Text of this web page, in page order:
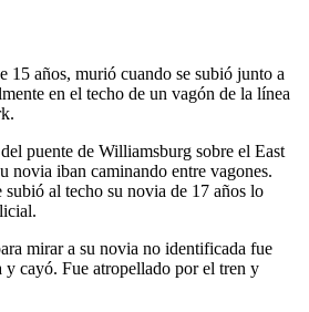
15 años, murió cuando se subió junto a
en el techo de un vagón de la línea
puente de Williamsburg sobre el East
novia iban caminando entre vagones.
subió al techo su novia de 17 años lo
mirar a su novia no identificada fue
y cayó. Fue atropellado por el tren y